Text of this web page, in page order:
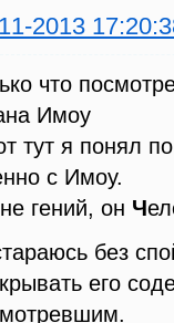
2013
что
Имоу
тут я понял
с Имоу.
гений, он Ч
без
его